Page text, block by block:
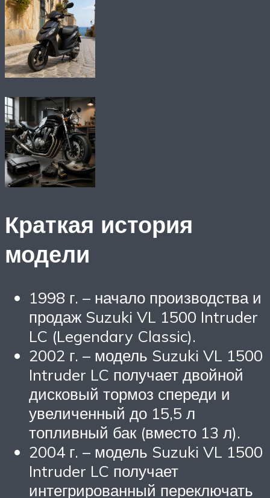
Краткая история
модели
1998 г. – начало производства и
продаж Suzuki VL 1500 Intruder
LC (Legendary Classic).
2002 г. – модель Suzuki VL 1500
Intruder LC получает двойной
дисковый тормоз спереди и
увеличенный до 15,5 л
топливный бак (вместо 13 л).
2004 г. – модель Suzuki VL 1500
Intruder LC получает
интегрированный переключать